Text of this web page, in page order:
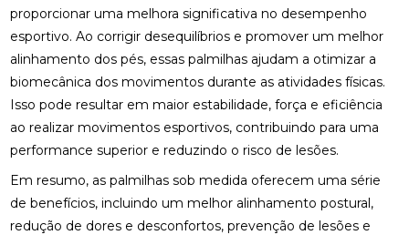
proporcionar uma melhora significativa no desempenho
esportivo. Ao corrigir desequilíbrios e promover um melhor
alinhamento dos pés, essas palmilhas ajudam a otimizar a
biomecânica dos movimentos durante as atividades físicas.
Isso pode resultar em maior estabilidade, força e eficiência
ao realizar movimentos esportivos, contribuindo para uma
performance superior e reduzindo o risco de lesões.
Em resumo, as palmilhas sob medida oferecem uma série
de benefícios, incluindo um melhor alinhamento postural,
redução de dores e desconfortos, prevenção de lesões e
BENEFÍCIOS DA QUIROPRAXIA EM NITERÓI
BENEFÍCIOS DA QUIROPRAXIA NA FISIOTERAPIA
BENEFÍCIOS DA QUIROPRAXIA PARA A SAÚDE
BENEFÍCIOS DA QUIROPRAXIA PARA ALIVIAR O
NERVO CIÁTICO
COMO FUNCIONA